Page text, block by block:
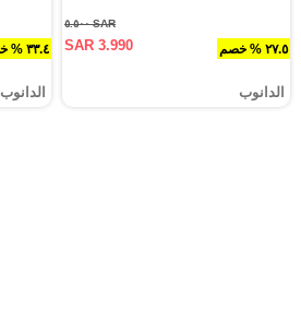
٢٧.٥ % خصم
SAR ٥.٥٠٠
SAR 3.990
الدانوب
٣٣.٤ % خصم
الدانوب